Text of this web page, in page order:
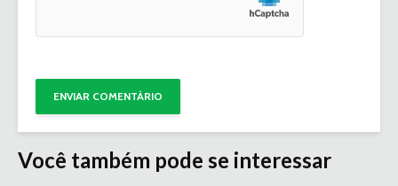
Você também pode se interessar